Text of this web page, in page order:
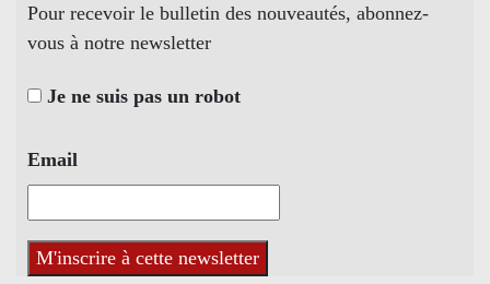
Pour recevoir le bulletin des nouveautés, abonnez-
vous à notre newsletter
Je ne suis pas un robot
Email